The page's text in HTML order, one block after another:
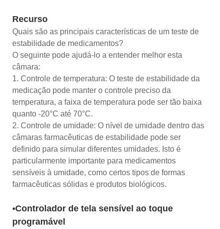
Recurso
Quais são as principais características de um teste de
estabilidade de medicamentos?
O seguinte pode ajudá-lo a entender melhor esta
câmara:
1. Controle de temperatura: O teste de estabilidade da
medicação pode manter o controle preciso da
temperatura, a faixa de temperatura pode ser tão baixa
quanto -20°C até 70°C.
2. Controle de umidade: O nível de umidade dentro das
câmaras farmacêuticas de estabilidade pode ser
definido para simular diferentes umidades. Isto é
particularmente importante para medicamentos
sensíveis à umidade, como certos tipos de formas
farmacêuticas sólidas e produtos biológicos.
•Controlador de tela sensível ao toque
programável